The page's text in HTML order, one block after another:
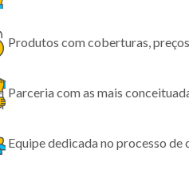
Produtos com coberturas,
Parceria com as mais
Equipe dedicada no processo